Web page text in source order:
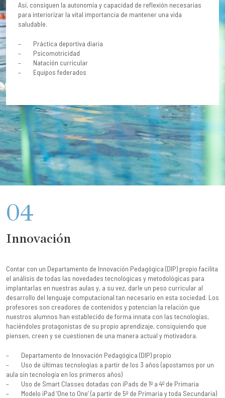
Así, consiguen la autonomía y capacidad de reflexión necesarias
para interiorizar la vital importancia de mantener una vida
saludable.
– Práctica deportiva diaria
– Psicomotricidad
– Natación curricular
– Equipos federados
04
Innovación
Contar con un Departamento de Innovación Pedagógica (DIP) propio facilita
el análisis de todas las novedades tecnológicas y metodológicas para
implantarlas en nuestras aulas y, a su vez, darle un peso curricular al
desarrollo del lenguaje computacional tan necesario en esta sociedad. Los
profesores son creadores de contenidos y potencian la relación que
nuestros alumnos han establecido de forma innata con las tecnologías,
haciéndoles protagonistas de su propio aprendizaje, consiguiendo que
piensen, creen y se cuestionen de una manera actual y motivadora.
– Departamento de Innovación Pedagógica (DIP) propio
– Uso de últimas tecnologías a partir de los 3 años (apostamos por un
aula sin tecnología en los primeros años)
– Uso de Smart Classes dotadas con iPads de 1º a 4º de Primaria
– Modelo iPad ‘One to One’ (a partir de 5º de Primaria y toda Secundaria)